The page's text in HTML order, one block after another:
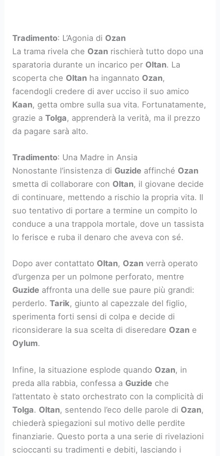
Tradimento: L’Agonia di Ozan
La trama rivela che Ozan rischierà tutto dopo una
sparatoria durante un incarico per Oltan. La
scoperta che Oltan ha ingannato Ozan,
facendogli credere di aver ucciso il suo amico
Kaan, getta ombre sulla sua vita. Fortunatamente,
grazie aTolga, apprenderà la verità, ma il prezzo
da pagare sarà alto.
Tradimento: Una Madre in Ansia
Nonostante l’insistenza di Guzide affinché Ozan
smetta di collaborare con Oltan, il giovane decide
di continuare, mettendo a rischio la propria vita. Il
suo tentativo di portare a termine un compito lo
conduce a una trappola mortale, dove un tassista
lo ferisce e ruba il denaro che aveva con sé.
Dopo aver contattato Oltan, Ozan verrà operato
d’urgenza per un polmone perforato, mentre
Guzide affronta una delle sue paure più grandi:
perderlo.Tarik, giunto al capezzale del figlio,
sperimenta forti sensi di colpa e decide di
riconsiderare la sua scelta di diseredare Ozan e
Oylum.
Infine, la situazione esplode quando Ozan, in
preda alla rabbia, confessa a Guzide che
l’attentato è stato orchestrato con la complicità di
Tolga. Oltan, sentendo l’eco delle parole di Ozan,
chiederà spiegazioni sul motivo delle perdite
finanziarie. Questo porta a una serie di rivelazioni
scioccanti su tradimenti e debiti, lasciando i